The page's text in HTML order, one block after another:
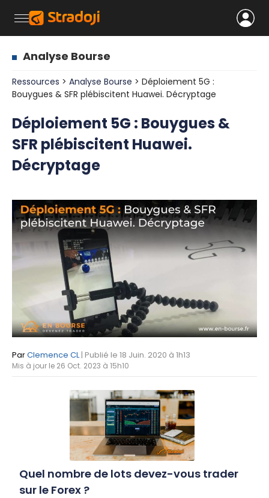
Analyse Bourse
Ressources > Analyse Bourse > Déploiement 5G :
Bouygues & SFR plébiscitent Huawei. Décryptage
Déploiement 5G : Bouygues &
SFR plébiscitent Huawei.
Décryptage
ParClemence CL | Publié le 18 Juin. 2020 à 1h13
Mis à jour le 26 Oct. 2023 à 15h10
Quel nombre de lots devez-vous trader
sur le Forex ?